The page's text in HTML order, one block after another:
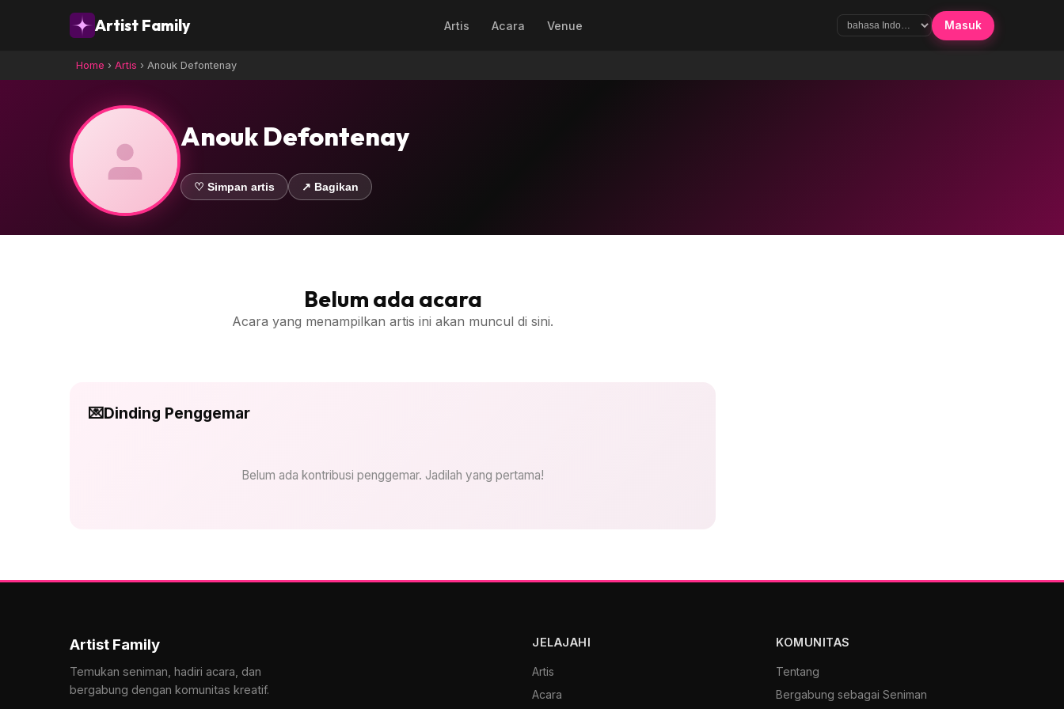
Artist Family Artis Acara Venue Masuk
Home › Artis › Anouk Defontenay
Anouk Defontenay
♡ Simpan artis ↗ Bagikan
Belum ada acara
Acara yang menampilkan artis ini akan muncul di sini.
💌Dinding Penggemar
Belum ada kontribusi penggemar. Jadilah yang pertama!
Artist Family
Temukan seniman, hadiri acara, dan
bergabung dengan komunitas kreatif.
JELAJAHI
Artis
Acara
KOMUNITAS
Tentang
Bergabung sebagai Seniman